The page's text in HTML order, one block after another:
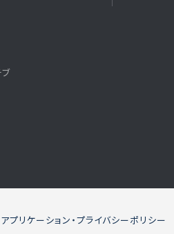
アプリケーション・プライバシーポリシー